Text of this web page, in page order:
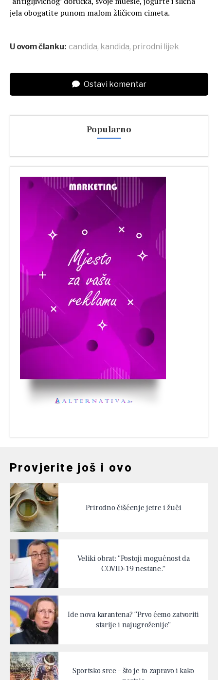
jela obogatite punom malom žličicom cimeta.
U ovom članku: candida, kandida, prirodni lijek
Ostavi komentar
Popularno
Provjerite još i ovo
Prirodno čišćenje jetre i žuči
Veliki obrat: “Postoji mogućnost da
COVID-19 nestane.”
Ide nova karantena? “Prvo ćemo zatvoriti
starije i najugroženije”
Sportsko srce – što je to zapravo i kako